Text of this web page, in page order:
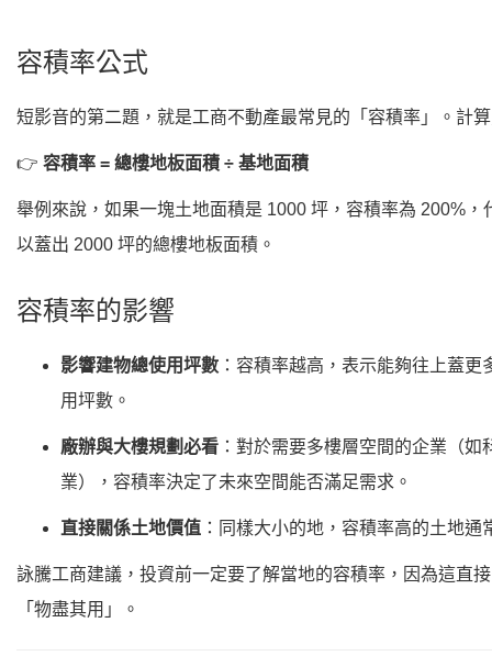
容積率公式
短影音的第二題，就是工商不動產最常見的「容積率」。計
👉 容積率 = 總樓地板面積 ÷ 基地面積
舉例來說，如果一塊土地面積是 1000 坪，容積率為 200%，
以蓋出 2000 坪的總樓地板面積。
容積率的影響
影響建物總使用坪數 ：容積率越高，表示能夠往上蓋更
用坪數。
廠辦與大樓規劃必看 ：對於需要多樓層空間的企業（如
業），容積率決定了未來空間能否滿足需求。
直接關係土地價值 ：同樣大小的地，容積率高的土地通
詠騰工商建議，投資前一定要了解當地的容積率，因為這直
「物盡其用」。